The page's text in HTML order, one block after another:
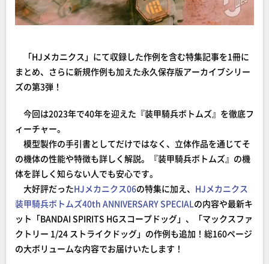
「HJメカニクス」にて収録した作例を含む特集記事を1冊に
まとめ、さらに新規作例も加えた永久保存版アーカイブシリー
ズの第3弾！
今回は2023年で40年を迎えた『装甲騎兵ボトムズ』を徹底フ
ィーチャー。
模型製作の手引書としてだけではなく、立体作品を通じてそ
の機体の性能や特徴も詳しく解説。『装甲騎兵ボトムズ』の機
体を詳しく知らない人でも安心です。
大好評だったHJメカニクス06の特集に加え、 HJメカニクス
装甲騎兵ボトムズ40th ANNIVERSARY SPECIALの内容や最新キ
ット「BANDAI SPIRITS HGスコープドッグ」、「マックスファ
クトリー 1/24 ストライクドッグ」の作例も追加！総160ページ
の大ボリュームな内容でお届けいたします！